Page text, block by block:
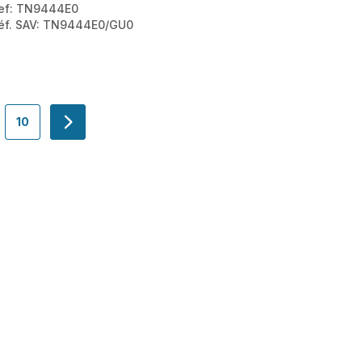
TN9444E0
SAV: TN9444E0/GU0
10
-
navigation.pagination.actions.next